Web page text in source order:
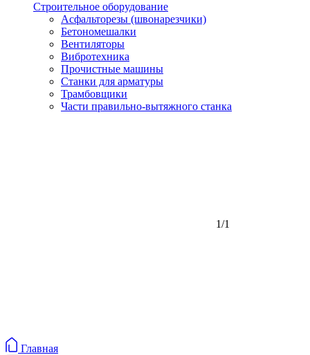
Строительное оборудование
Асфальторезы (швонарезчики)
Бетономешалки
Вентиляторы
Вибротехника
Прочистные машины
Станки для арматуры
Трамбовщики
Части правильно-вытяжного станка
1/1
Главная